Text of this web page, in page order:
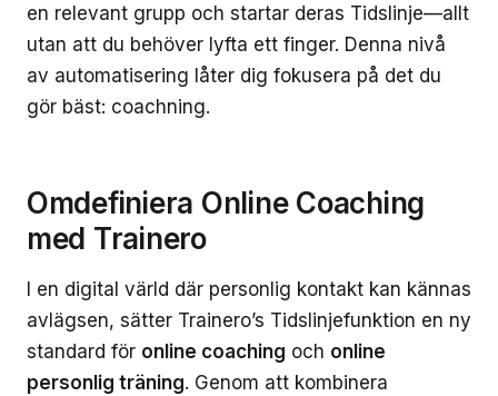
en relevant grupp och startar deras Tidslinje—allt
utan att du behöver lyfta ett finger. Denna nivå
av automatisering låter dig fokusera på det du
gör bäst: coachning.
Omdefiniera Online Coaching
med Trainero
I en digital värld där personlig kontakt kan kännas
avlägsen, sätter Trainero’s Tidslinjefunktion en ny
standard för online coaching och online
personlig träning. Genom att kombinera